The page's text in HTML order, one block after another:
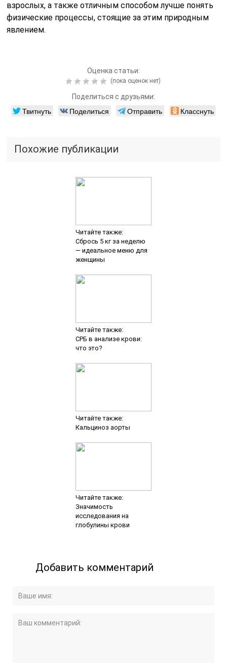
взрослых, а также отличным способом лучше понять
физические процессы, стоящие за этим природным
явлением.
Оценка статьи:
(пока оценок нет)
Поделиться с друзьями:
Твитнуть Поделиться Отправить Класснуть
Похожие публикации
Читайте также:
Сбрось 5 кг за неделю
— идеальное меню для
женщины
Читайте также:
СРБ в анализе крови:
что это?
Читайте также:
Кальциноз аорты
Читайте также:
Значимость
исследования на
глобулины крови
Добавить комментарий